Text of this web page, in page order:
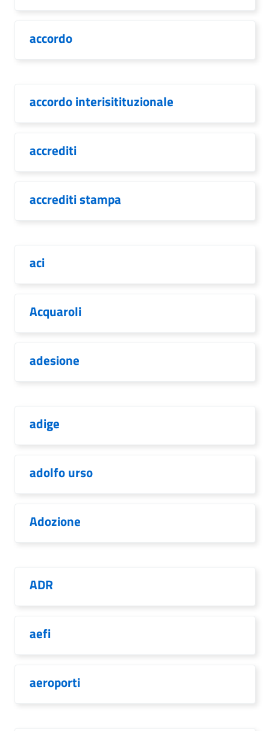
accordo
accordo interisitituzionale
accrediti
accrediti stampa
aci
Acquaroli
adesione
adige
adolfo urso
Adozione
ADR
aefi
aeroporti